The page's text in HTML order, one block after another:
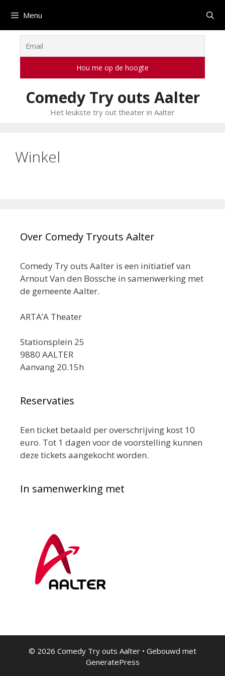
naar
de
inhoud
Menu
Comedy Try outs Aalter
Het leukste try out theater in Aalter
Winkel
Over Comedy Tryouts Aalter
Comedy Try outs Aalter is een initiatief van
Arnout Van den Bossche in samenwerking met
de gemeente Aalter.
ARTA’A Theater
Stationsplein 25
9880 AALTER
Aanvang 20.15h
Reservaties
Een ticket betaald per overschrijving kost 10
euro. Tot 1 dagen voor de voorstelling kunnen
deze tickets aangekocht worden.
In samenwerking met
© 2026 Comedy Try outs Aalter • Gebouwd met
GeneratePress